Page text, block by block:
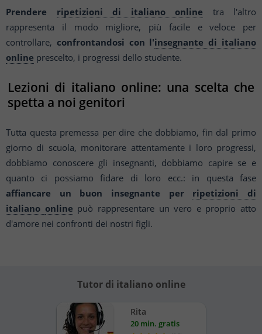
Prendere ripetizioni di italiano online tra l'altro
rappresenta il modo migliore, più facile e veloce per
controllare, confrontandosi con l'insegnante di italiano
online prescelto, i progressi dello studente.
Lezioni di italiano online: una scelta che
spetta a noi genitori
Tutta questa premessa per dire che dobbiamo, fin dal primo
giorno di scuola, monitorare attentamente i loro progressi,
dobbiamo conoscere gli insegnanti, dobbiamo capire se e
quanto ci possiamo fidare di loro ecc.: in questa fase
affiancare un buon insegnante per
ripetizioni di
italiano online può rappresentare un vero e proprio atto
d'amore nei confronti dei nostri figli.
Tutor di italiano online
Rita
20 min. gratis